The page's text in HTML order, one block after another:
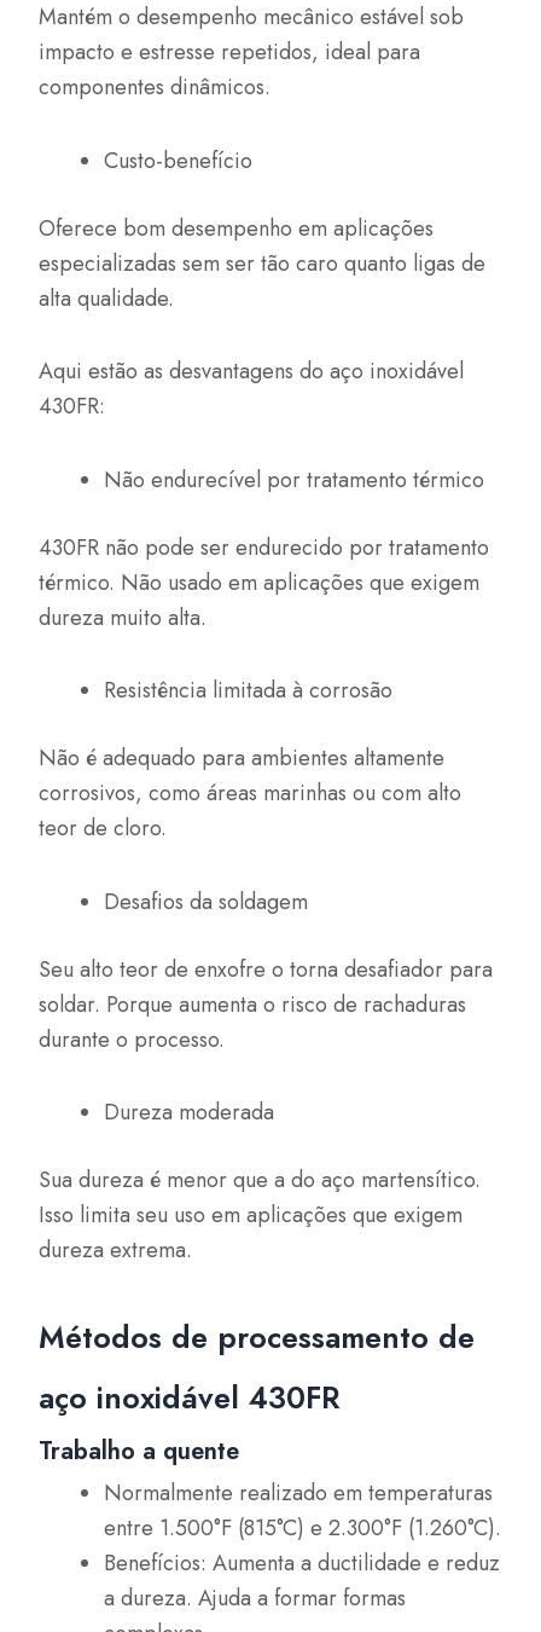
Mantém o desempenho mecânico estável sob
impacto e estresse repetidos, ideal para
componentes dinâmicos.
Custo-benefício
Oferece bom desempenho em aplicações
especializadas sem ser tão caro quanto ligas de
alta qualidade.
Aqui estão as desvantagens do aço inoxidável
430FR:
Não endurecível por tratamento térmico
430FR não pode ser endurecido por tratamento
térmico. Não usado em aplicações que exigem
dureza muito alta.
Resistência limitada à corrosão
Não é adequado para ambientes altamente
corrosivos, como áreas marinhas ou com alto
teor de cloro.
Desafios da soldagem
Seu alto teor de enxofre o torna desafiador para
soldar. Porque aumenta o risco de rachaduras
durante o processo.
Dureza moderada
Sua dureza é menor que a do aço martensítico.
Isso limita seu uso em aplicações que exigem
dureza extrema.
Métodos de processamento de
aço inoxidável 430FR
Trabalho a quente
Normalmente realizado em temperaturas
entre 1.500°F (815°C) e 2.300°F (1.260°C).
Benefícios: Aumenta a ductilidade e reduz
a dureza. Ajuda a formar formas